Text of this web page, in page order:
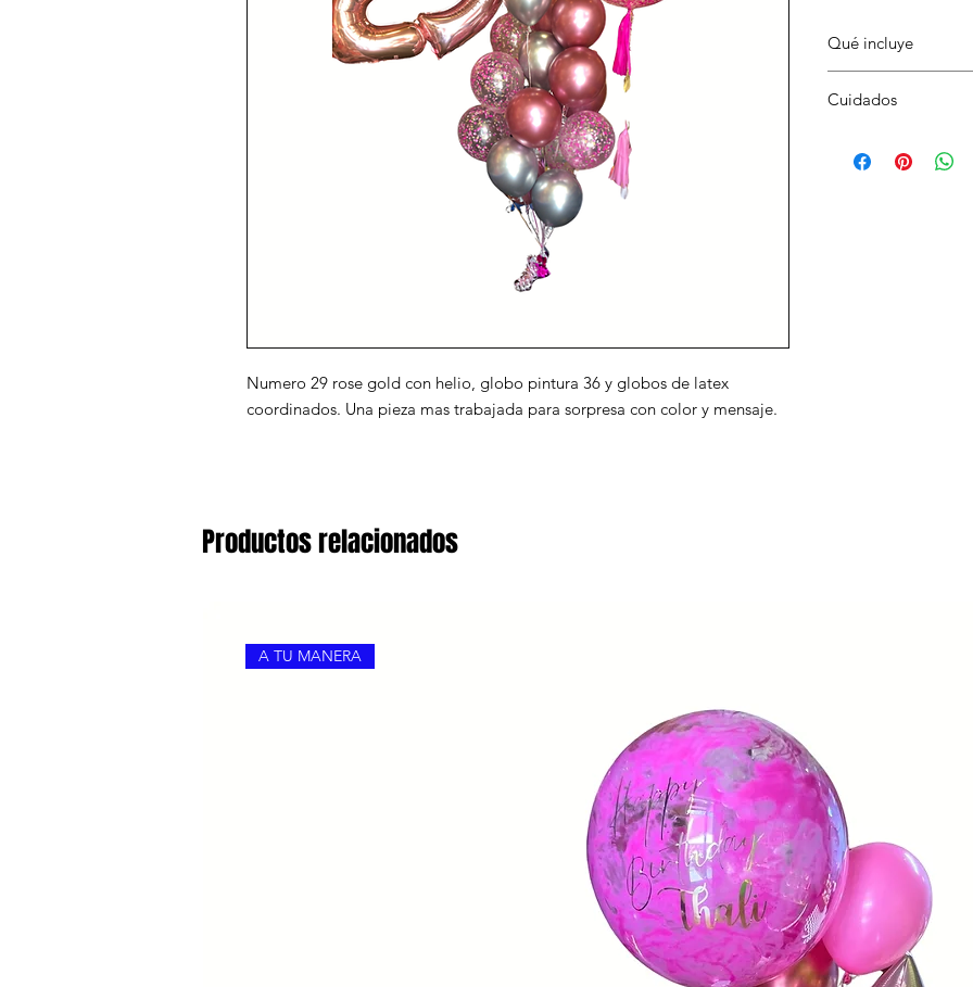
Numero 29 rose gold con helio, globo pintura 36 y globos de latex
coordinados. Una pieza mas trabajada para sorpresa con color y mensaje.
Qué incluye
de latex
Cuidados
aplastar.
Productos relacionados
A TU MANERA